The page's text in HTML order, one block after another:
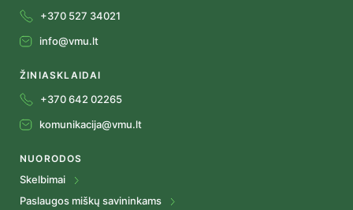
+370 527 34021
info@vmu.lt
ŽINIASKLAIDAI
+370 642 02265
komunikacija@vmu.lt
NUORODOS
Skelbimai
Paslaugos miškų savininkams